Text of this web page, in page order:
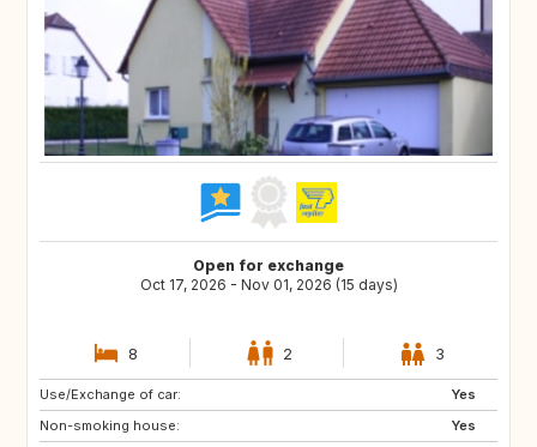
Open for exchange
Oct 17, 2026 - Nov 01, 2026 (15 days)
8 2 3
Use/Exchange of car:
Yes
Non-smoking house:
Yes
CA
IT